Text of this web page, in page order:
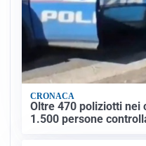
CRONACA
Oltre 470 poliziotti nei
1.500 persone